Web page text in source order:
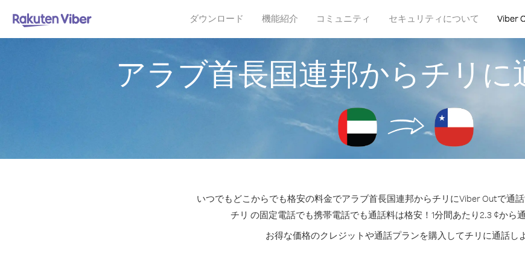
ダウンロード 機能紹介 コミュニティ セキュリティについて Viber
アラブ首長国連邦からチリに
いつでもどこからでも格安の料金でアラブ首長国連邦からチリにViber Outで通話
チリ の固定電話でも携帯電話でも通話料は格安！1分間あたり2.3 ¢から通
お得な価格のクレジットや通話プランを購入してチリに通話し